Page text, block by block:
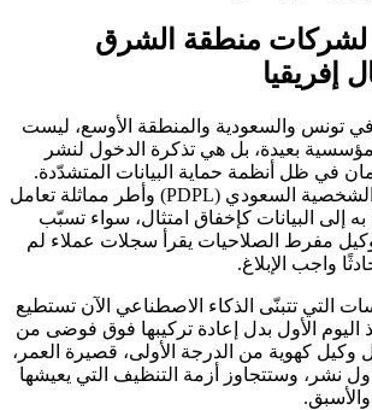
لشركات منطقة الشرق
تونس والسعودية والمنطقة الأوسع، ليست
بعيدة، بل هي تذكرة الدخول لنشر
في ظل أنظمة حماية البيانات المتشدّدة.
نظام حماية البيانات الشخصية السعودي (PDPL) وأطر مماثلة تعامل
إلى البيانات كإخفاق امتثال، سواء تسبّب
مفرط الصلاحيات يقرأ سجلات عملاء لم
واجب الإبلاغ.
التي تتبنّى الذكاء الاصطناعي الآن تستطيع
اليوم الأول بدل إعادة تركيبها فوق فوضى من
كهوية من الدرجة الأولى، قصيرة العمر،
نشر، وستتجاوز أزمة التنظيف التي يعيشها